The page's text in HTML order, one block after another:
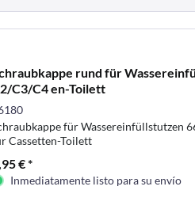
rund für
C3/C4 en-Toilett
für Wassereinfüllstutzen
Cassetten-Toilett
€ *
Inmediatamente listo para su envío